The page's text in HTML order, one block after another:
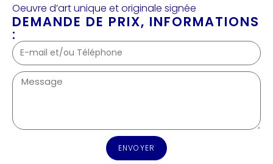
Oeuvre d’art unique et originale signée
DEMANDE DE PRIX, INFORMATIONS
:
ENVOYER